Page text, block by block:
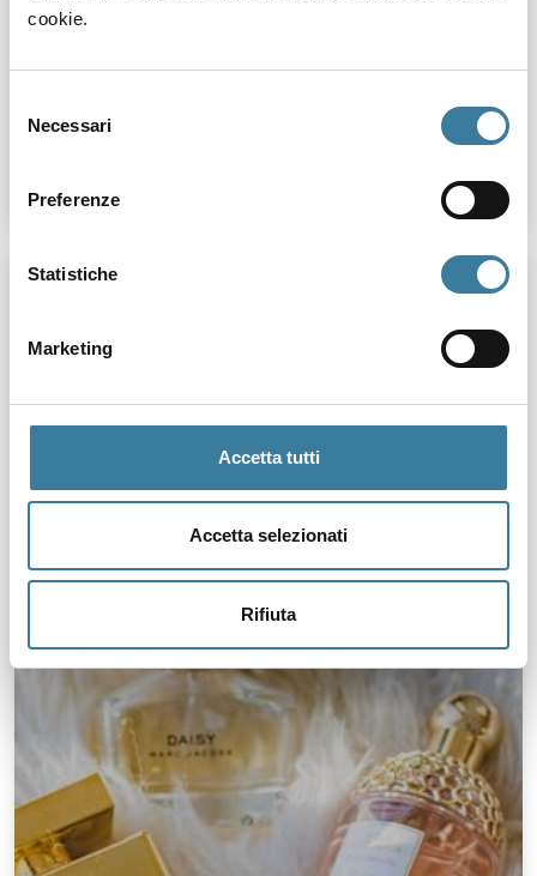
cookie.
delNecessari
Preferenze
Statistiche
Marketing
Accetta tutti
Accetta selezionati
Rifiuta